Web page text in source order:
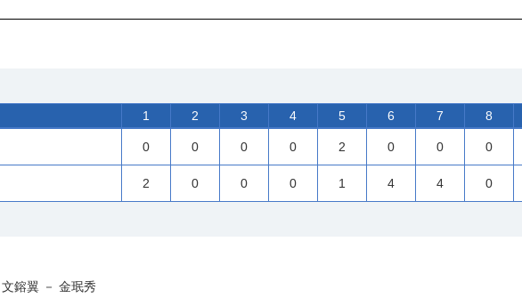
1
2 3 4 5 6 7 8
0 0 0 0 2 0 0 0
2 0 0 0 1 4 4 0
鎔翼 － 金珉秀